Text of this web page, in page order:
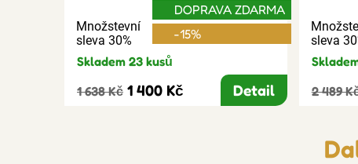
Množstevní
sleva 30%
DOPRAVA ZDARMA
-15%
Skladem 23 kusů
1 638 Kč 1 400 Kč Detail
sleva
2 489